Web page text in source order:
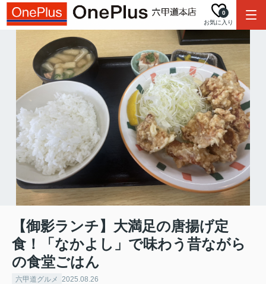
お気に入り
0
【御影ランチ】大満足の唐揚げ定
食！「なかよし」で味わう昔ながら
の食堂ごはん
六甲道グルメ 2025.08.26